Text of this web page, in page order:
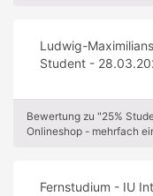
Ludwig-
Student -
Bewertung zu "25%
Onlineshop - mehrfach
Fernstudium - IU